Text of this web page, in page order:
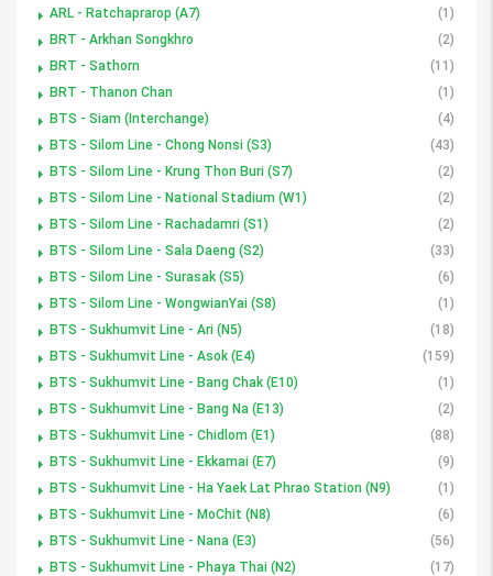
ARL - Ratchaprarop (A7)
(1)
BRT - Arkhan Songkhro
(2)
BRT - Sathorn
(11)
BRT - Thanon Chan
(1)
BTS - Siam (Interchange)
(4)
BTS - Silom Line - Chong Nonsi (S3)
(43)
BTS - Silom Line - Krung Thon Buri (S7)
(2)
BTS - Silom Line - National Stadium (W1)
(2)
BTS - Silom Line - Rachadamri (S1)
(2)
BTS - Silom Line - Sala Daeng (S2)
(33)
BTS - Silom Line - Surasak (S5)
(6)
BTS - Silom Line - WongwianYai (S8)
(1)
BTS - Sukhumvit Line - Ari (N5)
(18)
BTS - Sukhumvit Line - Asok (E4)
(159)
BTS - Sukhumvit Line - Bang Chak (E10)
(1)
BTS - Sukhumvit Line - Bang Na (E13)
(2)
BTS - Sukhumvit Line - Chidlom (E1)
(88)
BTS - Sukhumvit Line - Ekkamai (E7)
(9)
BTS - Sukhumvit Line - Ha Yaek Lat Phrao Station (N9)
(1)
BTS - Sukhumvit Line - MoChit (N8)
(6)
BTS - Sukhumvit Line - Nana (E3)
(56)
BTS - Sukhumvit Line - Phaya Thai (N2)
(17)